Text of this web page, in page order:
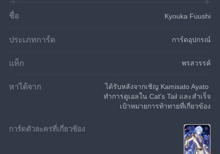
ชื่อ Kyouka Fuushi
ประเภทการ์ด การ์ดอุปกรณ์
แท็ก พรสวรรค์
หาได้จาก
ได้รับหลังจากเชิญ Kamisato Ayato
ทำการดูเอลใน Cat's Tail และสำเร็จ
เป้าหมายการท้าทายที่เกี่ยวข้อง
การ์ดตัวละครที่เกี่ยวข้อง